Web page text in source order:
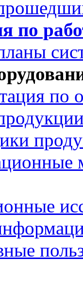
по
по